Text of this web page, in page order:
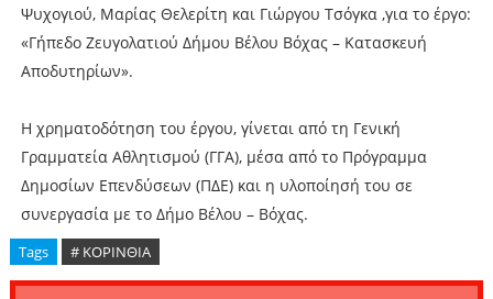
Ψυχογιού, Μαρίας Θελερίτη και Γιώργου Τσόγκα ,για το έργο:
«Γήπεδο Ζευγολατιού Δήμου Βέλου Βόχας – Κατασκευή
Αποδυτηρίων».
Η χρηματοδότηση του έργου, γίνεται από τη Γενική
Γραμματεία Αθλητισμού (ΓΓΑ), μέσα από το Πρόγραμμα
Δημοσίων Επενδύσεων (ΠΔΕ) και η υλοποίησή του σε
συνεργασία με το Δήμο Βέλου – Βόχας.
Tags # ΚΟΡΙΝΘΙΑ